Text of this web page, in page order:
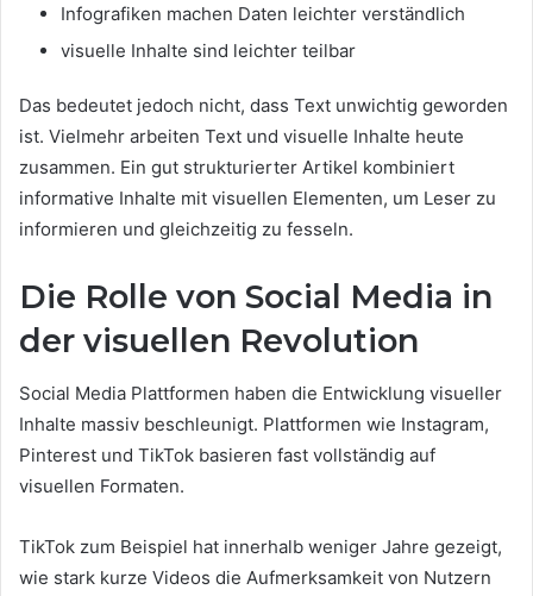
Infografiken machen Daten leichter verständlich
visuelle Inhalte sind leichter teilbar
Das bedeutet jedoch nicht, dass Text unwichtig geworden
ist. Vielmehr arbeiten Text und visuelle Inhalte heute
zusammen. Ein gut strukturierter Artikel kombiniert
informative Inhalte mit visuellen Elementen, um Leser zu
informieren und gleichzeitig zu fesseln.
Die Rolle von Social Media in
der visuellen Revolution
Social Media Plattformen haben die Entwicklung visueller
Inhalte massiv beschleunigt. Plattformen wie Instagram,
Pinterest und TikTok basieren fast vollständig auf
visuellen Formaten.
TikTok zum Beispiel hat innerhalb weniger Jahre gezeigt,
wie stark kurze Videos die Aufmerksamkeit von Nutzern